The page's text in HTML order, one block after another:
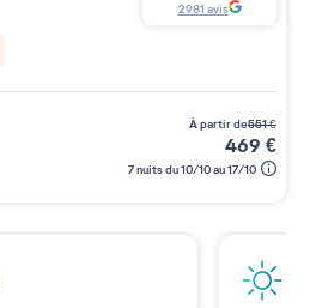
2981 avis
à partir de551€
469 €
7 nuits du 10/10 au 17/10